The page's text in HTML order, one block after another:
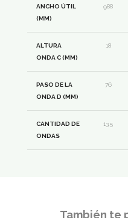
ANCHO ÚTIL
(MM)
988
ALTURA
ONDA C (MM)
18
PASO DE LA
ONDA D (MM)
76
CANTIDAD DE
ONDAS
13,5
También te